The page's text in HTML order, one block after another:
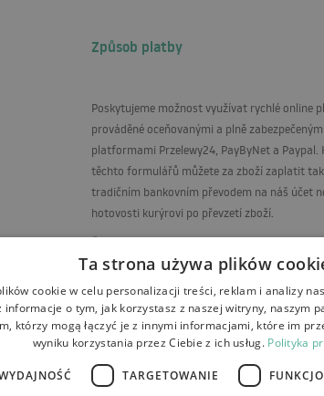
Způsob platby
Poskytujeme možnost využívat rychlé online
prováděné oceňovanými a plně zabezpečenými
platformami Przelewy24, PayByNet a Paypal.
těchto formulářů můžete za zboží zaplatit
tradičním bankovním převodem na náš účet
hotovosti kurýrovi po převzetí zboží.
PL56 1500 1344 1213 4009 5771 0000
a reklamace
Ta strona używa plików
cookie w celu personalizacji treści, reklam i analizy
informacje o tym, jak korzystasz z naszej witryny, naszym
którzy mogą łączyć je z innymi informacjami, które im
wyniku korzystania przez Ciebie z ich usług. Polityka
TARGETOWANIE